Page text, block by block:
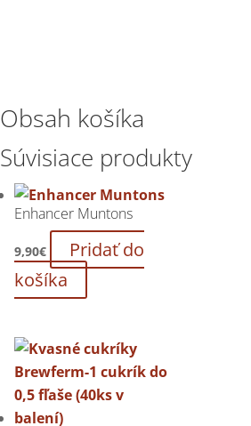
Obsah košíka
Súvisiace produkty
Enhancer Muntons
9,90€
Pridať do
košíka